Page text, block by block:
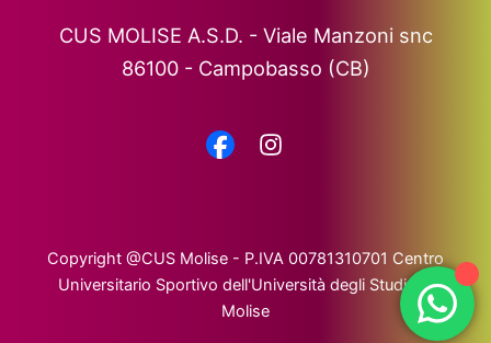
CUS MOLISE A.S.D. - Viale Manzoni snc
86100 - Campobasso (CB)
Copyright @CUS Molise - P.IVA 00781310701 Centro
Universitario Sportivo dell'Università degli Studi del
Molise